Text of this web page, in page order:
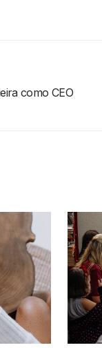
como CEO